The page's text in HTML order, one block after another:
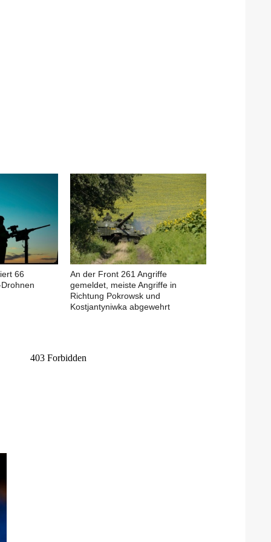
66
An der Front 261 Angriffe
gemeldet, meiste Angriffe in
Richtung Pokrowsk und
Kostjantyniwka abgewehrt